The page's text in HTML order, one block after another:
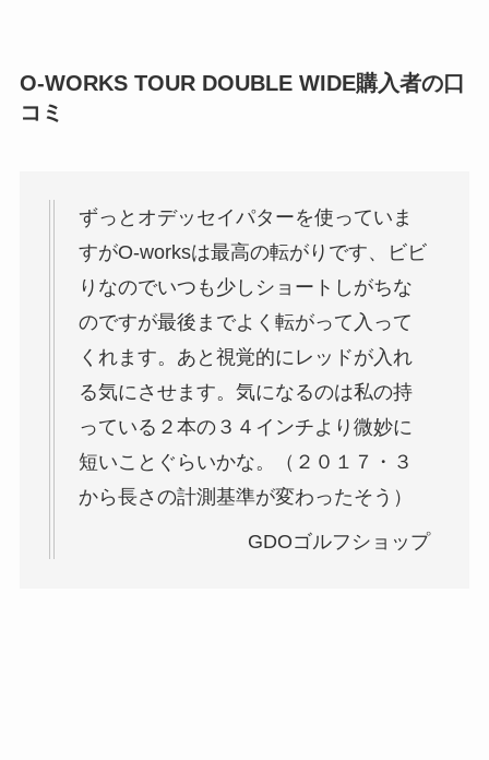
O-WORKS TOUR DOUBLE WIDE購入者の口
コミ
ずっとオデッセイパターを使っていま
すがO-worksは最高の転がりです、ビビ
りなのでいつも少しショートしがちな
のですが最後までよく転がって入って
くれます。あと視覚的にレッドが入れ
る気にさせます。気になるのは私の持
っている２本の３４インチより微妙に
短いことぐらいかな。（２０１７・３
から長さの計測基準が変わったそう）
GDOゴルフショップ